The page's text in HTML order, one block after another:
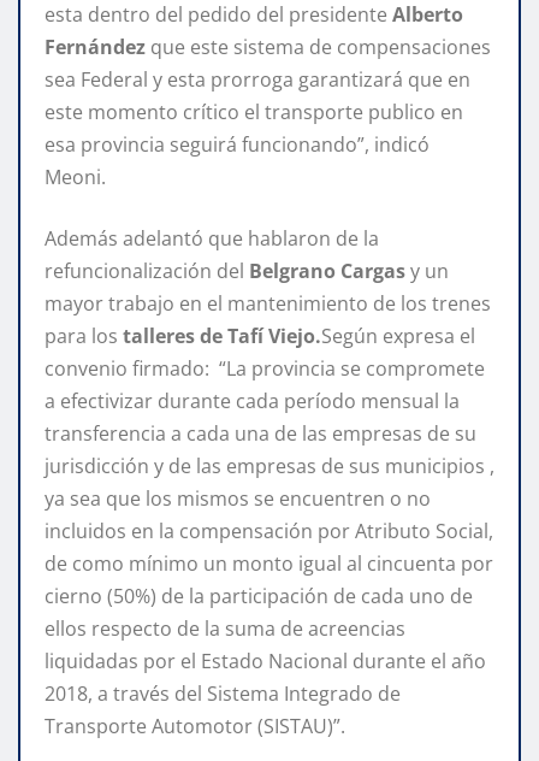
esta dentro del pedido del presidente Alberto
Fernández que este sistema de compensaciones
sea Federal y esta prorroga garantizará que en
este momento crítico el transporte publico en
esa provincia seguirá funcionando”, indicó
Meoni.
Además adelantó que hablaron de la
refuncionalización del Belgrano Cargasy un
mayor trabajo en el mantenimiento de los trenes
para los talleres de Tafí Viejo.Según expresa el
convenio firmado: “La provincia se compromete
a efectivizar durante cada período mensual la
transferencia a cada una de las empresas de su
jurisdicción y de las empresas de sus municipios ,
ya sea que los mismos se encuentren o no
incluidos en la compensación por Atributo Social,
de como mínimo un monto igual al cincuenta por
cierno (50%) de la participación de cada uno de
ellos respecto de la suma de acreencias
liquidadas por el Estado Nacional durante el año
2018, a través del Sistema Integrado de
Transporte Automotor (SISTAU)”.